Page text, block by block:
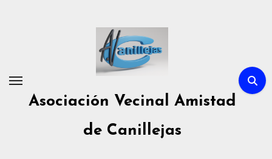
Asociación Vecinal Amistad
de Canillejas